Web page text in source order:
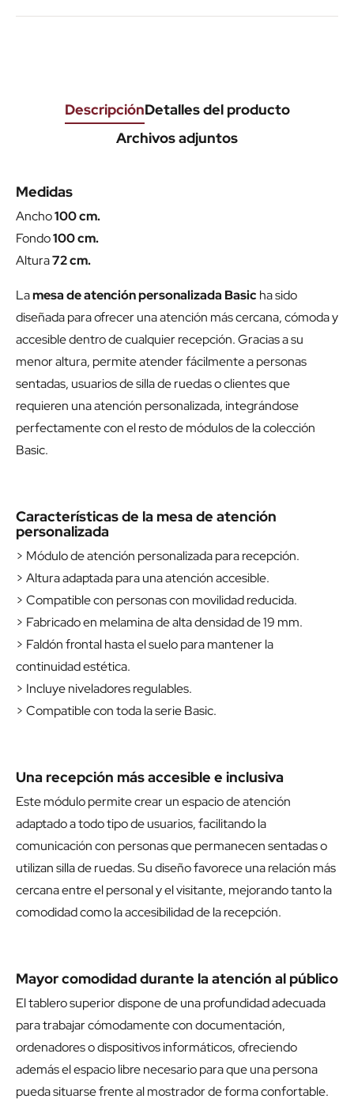
DescripciónDetalles del producto
Archivos adjuntos
Medidas
Ancho100 cm.
Fondo100 cm.
Altura72 cm.
Lamesa de atención personalizada Basic ha sido
diseñada para ofrecer una atención más cercana, cómoda y
accesible dentro de cualquier recepción. Gracias a su
menor altura, permite atender fácilmente a personas
sentadas, usuarios de silla de ruedas o clientes que
requieren una atención personalizada, integrándose
perfectamente con el resto de módulos de la colección
Basic.
Características de la mesa de atención
personalizada
> Módulo de atención personalizada para recepción.
> Altura adaptada para una atención accesible.
> Compatible con personas con movilidad reducida.
> Fabricado en melamina de alta densidad de 19 mm.
> Faldón frontal hasta el suelo para mantener la
continuidad estética.
> Incluye niveladores regulables.
> Compatible con toda la serie Basic.
Una recepción más accesible e inclusiva
Este módulo permite crear un espacio de atención
adaptado a todo tipo de usuarios, facilitando la
comunicación con personas que permanecen sentadas o
utilizan silla de ruedas. Su diseño favorece una relación más
cercana entre el personal y el visitante, mejorando tanto la
comodidad como la accesibilidad de la recepción.
Mayor comodidad durante la atención al público
El tablero superior dispone de una profundidad adecuada
para trabajar cómodamente con documentación,
ordenadores o dispositivos informáticos, ofreciendo
además el espacio libre necesario para que una persona
pueda situarse frente al mostrador de forma confortable.